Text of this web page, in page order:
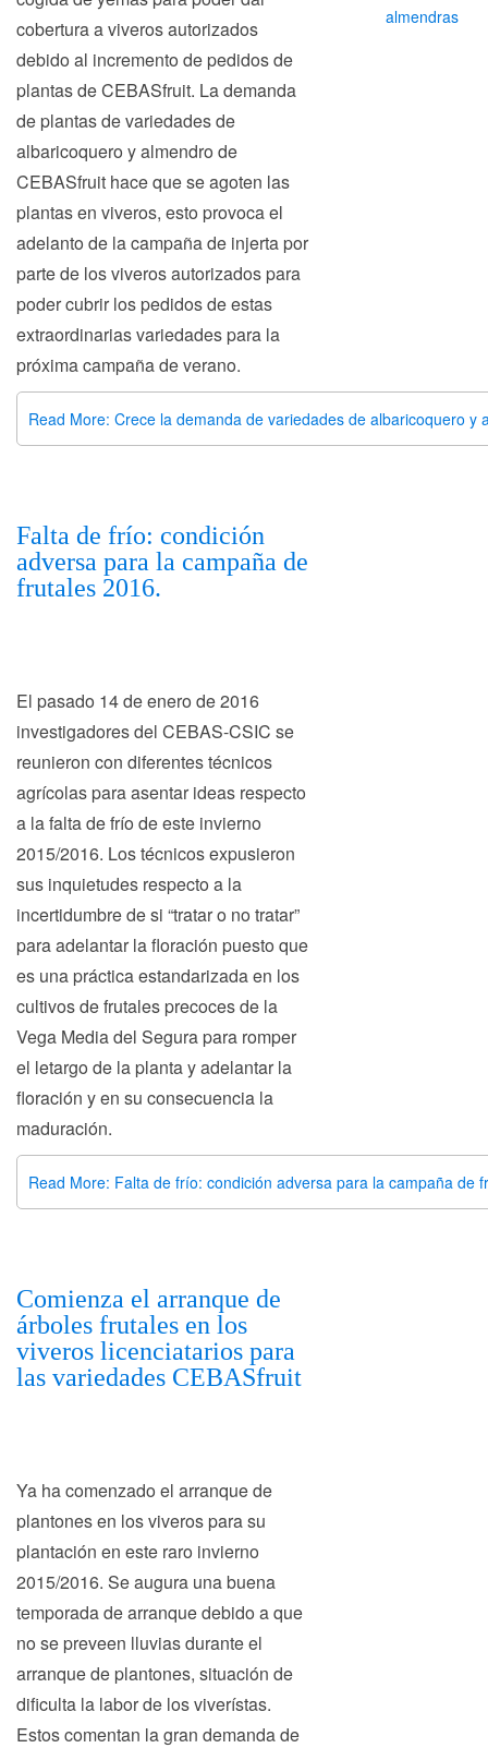
cobertura a viveros autorizados
debido al incremento de pedidos de
plantas de CEBASfruit. La demanda
de plantas de variedades de
albaricoquero y almendro de
CEBASfruit hace que se agoten las
plantas en viveros, esto provoca el
adelanto de la campaña de injerta por
parte de los viveros autorizados para
poder cubrir los pedidos de estas
extraordinarias variedades para la
próxima campaña de verano.
Read More: Crece la demanda de variedades de albaricoquero y
Falta de frío: condición
adversa para la campaña de
frutales 2016.
El pasado 14 de enero de 2016
investigadores del CEBAS-CSIC se
reunieron con diferentes técnicos
agrícolas para asentar ideas respecto
a la falta de frío de este invierno
2015/2016. Los técnicos expusieron
sus inquietudes respecto a la
incertidumbre de si “tratar o no tratar”
para adelantar la floración puesto que
es una práctica estandarizada en los
cultivos de frutales precoces de la
Vega Media del Segura para romper
el letargo de la planta y adelantar la
floración y en su consecuencia la
maduración.
Read More: Falta de frío: condición adversa para la campaña de
Comienza el arranque de
árboles frutales en los
viveros licenciatarios para
las variedades CEBASfruit
Ya ha comenzado el arranque de
plantones en los viveros para su
plantación en este raro invierno
2015/2016. Se augura una buena
temporada de arranque debido a que
no se preveen lluvias durante el
arranque de plantones, situación de
dificulta la labor de los viverístas.
Estos comentan la gran demanda de
almendras